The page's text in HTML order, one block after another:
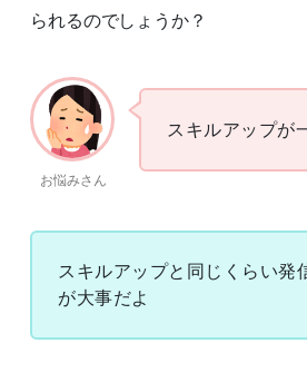
られるのでしょうか？
お悩みさん
スキルアップが
スキルアップと同じくらい発
が大事だよ